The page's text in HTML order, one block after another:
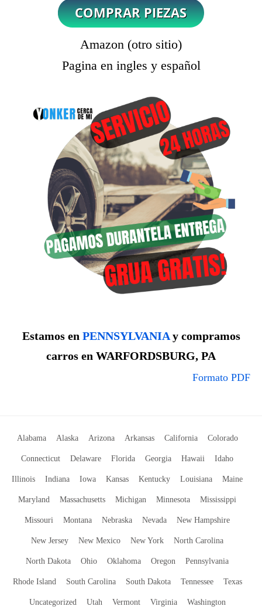
Amazon (otro sitio)
Pagina en ingles y español
Estamos en PENNSYLVANIAy compramos
carros en WARFORDSBURG, PA
Formato PDF
Alabama Alaska Arizona Arkansas California Colorado
Connecticut Delaware Florida Georgia Hawaii Idaho
Illinois Indiana Iowa Kansas Kentucky Louisiana Maine
Maryland Massachusetts Michigan Minnesota Mississippi
Missouri Montana Nebraska Nevada New Hampshire
New Jersey New Mexico New York North Carolina
North Dakota Ohio Oklahoma Oregon Pennsylvania
Rhode Island South Carolina South Dakota Tennessee Texas
Uncategorized Utah Vermont Virginia Washington